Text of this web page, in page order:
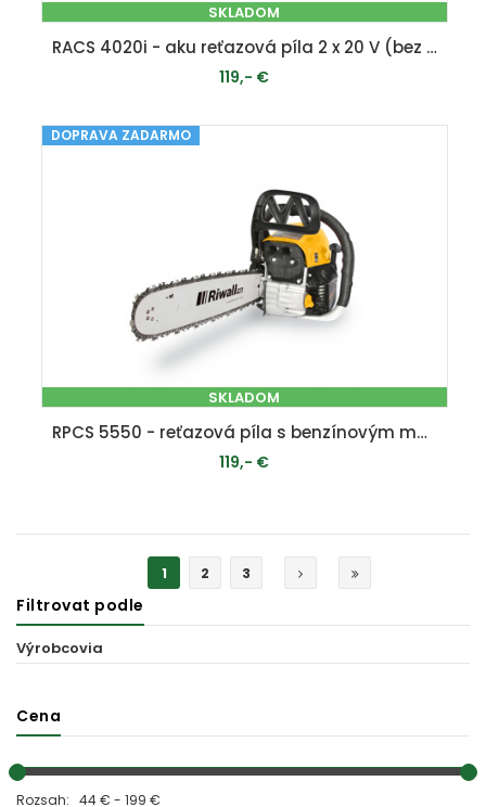
SKLADOM
RACS 4020i - aku reťazová píla 2 x 20 V (bez batérie a nabíjačky)
119,- €
PRIDAŤ DO KOŠÍKA
DOPRAVA ZADARMO
SKLADOM
RPCS 5550 - reťazová píla s benzínovým motorom 55 ccm
119,- €
1 2 3
Filtrovat podle
Výrobcovia
Cena
Rozsah: 44 € - 199 €